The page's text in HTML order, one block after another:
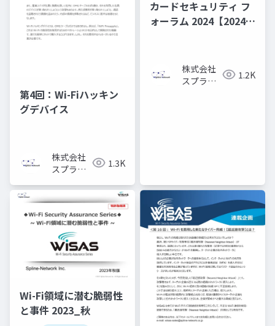
第4回：Wi-Fiハッキン
グデバイス
株式会社
スプライ
トワーク
1.3K
カードセキュリティ フ
ォーラム 2024【2024年
Wi-Fi領域」】
株式会社
スプライ
1.2K
Wi-Fi領域に潜む脆弱性
と事件 2023_秋